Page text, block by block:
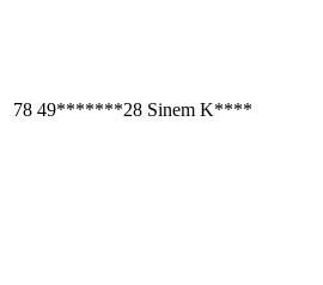
78 49*******28 Sinem K****